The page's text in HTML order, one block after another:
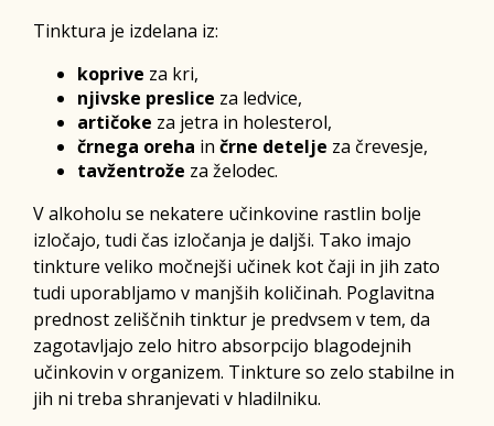
Tinktura je izdelana iz:
koprive za kri,
njivske preslice za ledvice,
artičoke za jetra in holesterol,
črnega oreha in črne detelje za črevesje,
tavžentrože za želodec.
V alkoholu se nekatere učinkovine rastlin bolje
izločajo, tudi čas izločanja je daljši. Tako imajo
tinkture veliko močnejši učinek kot čaji in jih zato
tudi uporabljamo v manjših količinah. Poglavitna
prednost zeliščnih tinktur je predvsem v tem, da
zagotavljajo zelo hitro absorpcijo blagodejnih
učinkovin v organizem. Tinkture so zelo stabilne in
jih ni treba shranjevati v hladilniku.